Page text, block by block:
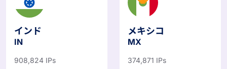
インド
IN
908,824 IPs
メキシコ
MX
374,871 IPs